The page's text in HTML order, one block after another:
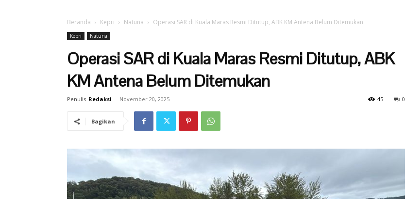
Beranda Kepri Natuna Operasi SAR di Kuala Maras Resmi Ditutup, ABK KM Antena Belum Ditemukan
Kepri Natuna
Operasi SAR di Kuala Maras Resmi Ditutup, ABK
KM Antena Belum Ditemukan
Penulis Redaksi - November 20, 2025 0
45
Bagikan